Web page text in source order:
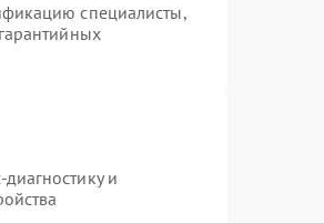
специалисты,
и